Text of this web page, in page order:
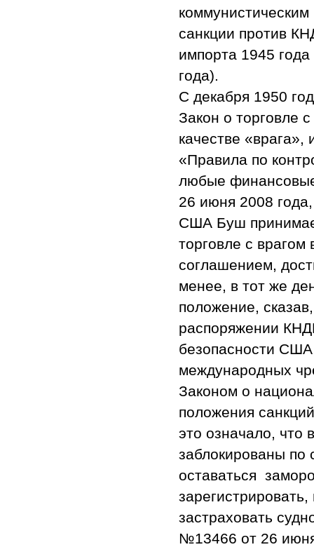
санкции против
импорта 1945
года).
С декабря 1950
Закон о торговле
качестве
«Правила по
любые
26 июня 2008
США Буш
торговле с
соглашением,
менее, в тот же
положение,
распоряжении
безопасности
международных
Законом о
положения
это означало, что
заблокированы по
оставаться
застраховать
№13466 от 26